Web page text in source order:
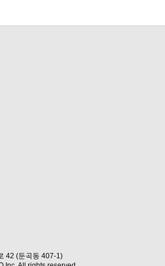
42 (둔곡동 407-1)